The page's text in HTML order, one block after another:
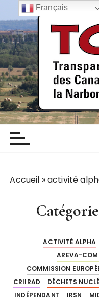
a
s
s
e
r
a
u
c
o TCNA
Transparence des
Accueil »activité
ACTIVITÉ ALPHA
AREVA-
COMMISSION
CRIIRAD
DÉCHETS
INDÉPENDANT
IRSN
Français